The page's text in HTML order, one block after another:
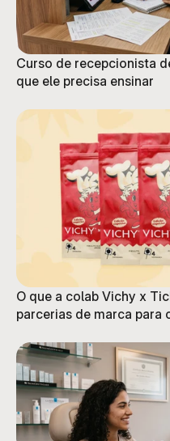
Curso de recepcionista
que ele precisa ensinar
O que a colab Vichy x
parcerias de marca para